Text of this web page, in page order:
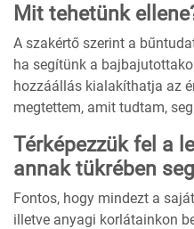
Mit tehetünk
A szakértő szerint a
ha segítünk a
hozzáállás kialakíthatja az
megtettem, amit tudtam,
Térképezzük fel a
annak tükrében
Fontos, hogy mindezt a
illetve anyagi korlátainkon